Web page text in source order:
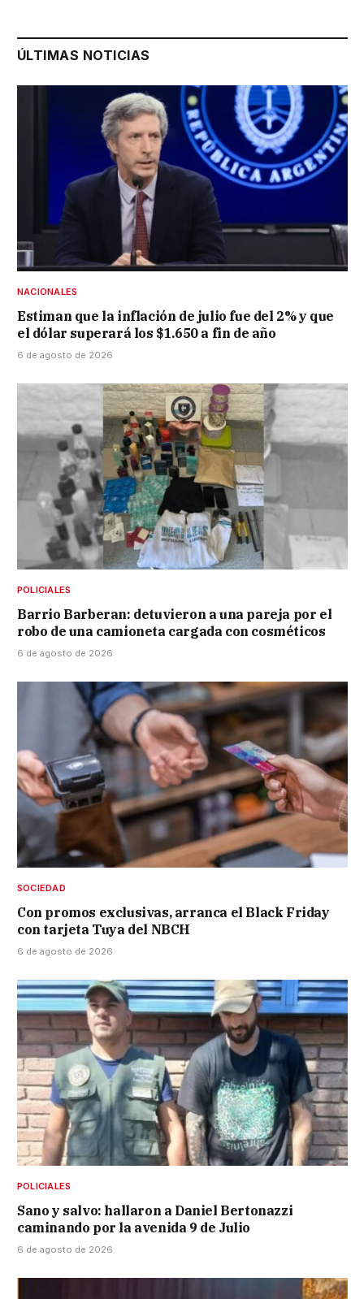
ÚLTIMAS NOTICIAS
NACIONALES
Estiman que la inflación de julio fue del 2% y que
el dólar superará los $1.650 a fin de año
6 de agosto de 2026
POLICIALES
Barrio Barberan: detuvieron a una pareja por el
robo de una camioneta cargada con cosméticos
6 de agosto de 2026
SOCIEDAD
Con promos exclusivas, arranca el Black Friday
con tarjeta Tuya del NBCH
6 de agosto de 2026
POLICIALES
Sano y salvo: hallaron a Daniel Bertonazzi
caminando por la avenida 9 de Julio
6 de agosto de 2026